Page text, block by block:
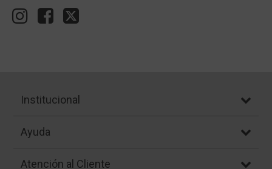
Institucional
Ayuda
Atención al Cliente